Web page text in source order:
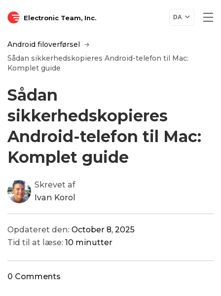
Electronic Team, Inc. DA
Android filoverførsel
Sådan sikkerhedskopieres Android-telefon til Mac:
Komplet guide
Sådan
sikkerhedskopieres
Android-telefon til Mac:
Komplet guide
Skrevet af
Ivan Korol
Opdateret den: October 8, 2025
Tid til at læse: 10 minutter
0 Comments